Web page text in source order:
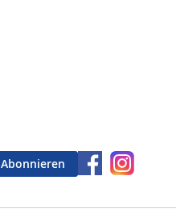
Abonnieren